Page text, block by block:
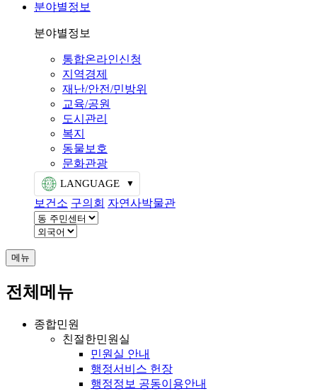
분야별정보
분야별정보
통합온라인신청
지역경제
재난/안전/민방위
교육/공원
도시관리
복지
동물보호
문화관광
LANGUAGE
보건소 구의회 자연사박물관
메뉴
전체메뉴
종합민원
친절한민원실
민원실 안내
행정서비스 헌장
행정정보 공동이용안내